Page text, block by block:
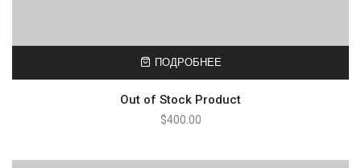
ПОДРОБНЕЕ
Out of Stock Product
$400.00